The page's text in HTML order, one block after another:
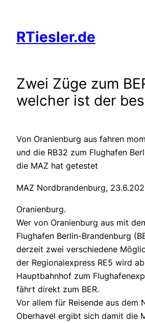
springen
RTiesler.de
Zwei Züge zum
welcher ist der
Von Oranienburg aus fahren
und die RB32 zum Flughafen
die MAZ hat getestet
MAZ Nordbrandenburg,
Oranienburg.
Wer von Oranienburg aus mit
Flughafen Berlin-Brandenburg
derzeit zwei verschiedene
der Regionalexpress RE5 wird
Hauptbahnhof zum
fährt direkt zum BER.
Vor allem für Reisende aus dem
Oberhavel ergibt sich damit die